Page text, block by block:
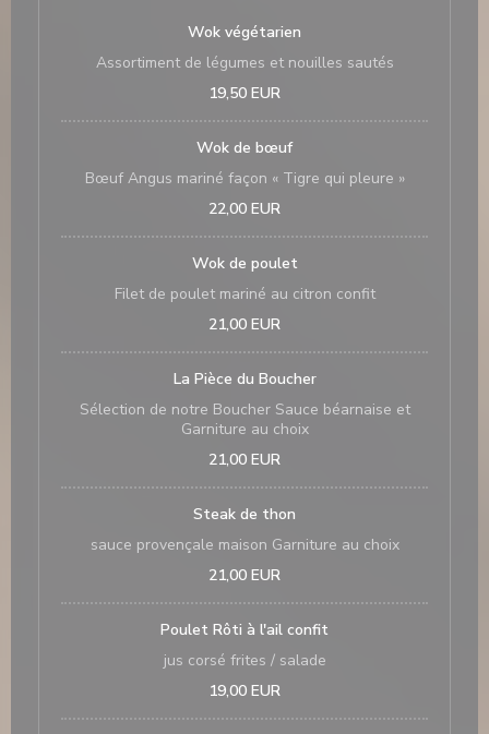
Wok végétarien
Assortiment de légumes et nouilles sautés
19,50 EUR
Wok de bœuf
Bœuf Angus mariné façon « Tigre qui pleure »
22,00 EUR
Wok de poulet
Filet de poulet mariné au citron confit
21,00 EUR
La Pièce du Boucher
Sélection de notre Boucher Sauce béarnaise et
Garniture au choix
21,00 EUR
Steak de thon
sauce provençale maison Garniture au choix
21,00 EUR
Poulet Rôti à l'ail confit
jus corsé frites / salade
19,00 EUR